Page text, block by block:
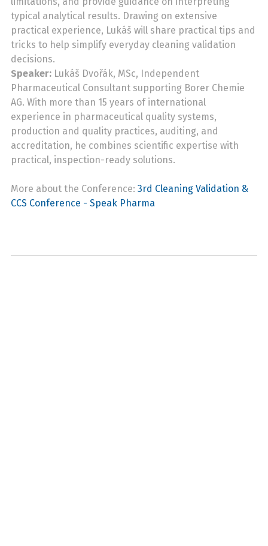
typical analytical results. Drawing on extensive
practical experience, Lukáš will share practical tips and
tricks to help simplify everyday cleaning validation
decisions.
Speaker: Lukáš Dvořák, MSc, Independent
Pharmaceutical Consultant supporting Borer Chemie
AG. With more than 15 years of international
experience in pharmaceutical quality systems,
production and quality practices, auditing, and
accreditation, he combines scientific expertise with
practical, inspection-ready solutions.
More about the Conference: 3rd Cleaning Validation &
CCS Conference - Speak Pharma